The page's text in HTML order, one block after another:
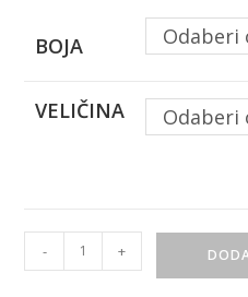
BOJA Odaberi
VELIČINA Odaberi
- +